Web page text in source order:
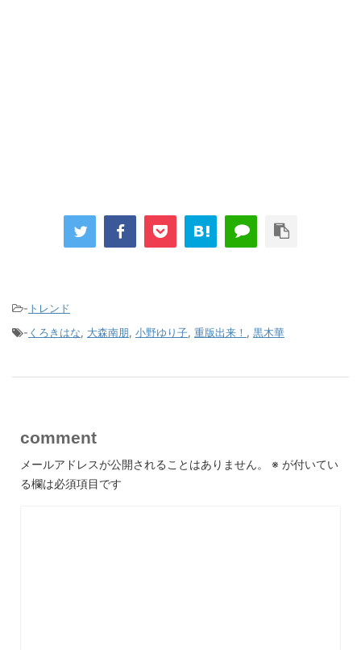
- トレンド
- くろきはな, 大森南朋, 小野ゆり子, 重版出来！ , 黒木華
comment
メールアドレスが公開されることはありません。 ※ が付いてい
る欄は必須項目です